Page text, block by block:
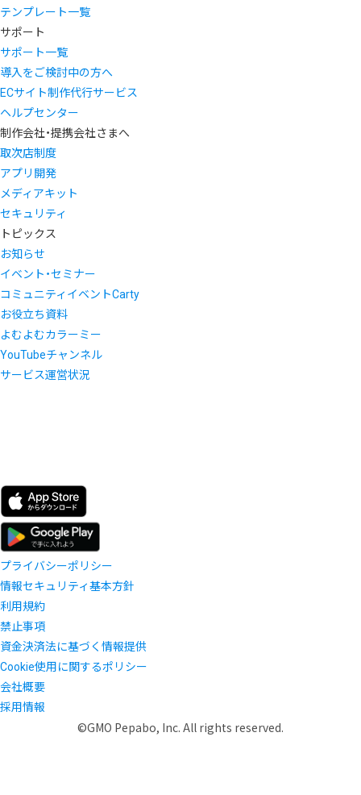
テンプレート一覧
サポート
サポート一覧
導入をご検討中の方へ
ECサイト制作代行サービス
ヘルプセンター
制作会社・提携会社さまへ
取次店制度
アプリ開発
メディアキット
セキュリティ
トピックス
お知らせ
イベント・セミナー
コミュニティイベントCarty
お役立ち資料
よむよむカラーミー
YouTubeチャンネル
サービス運営状況
プライバシーポリシー
情報セキュリティ基本方針
利用規約
禁止事項
資金決済法に基づく情報提供
Cookie使用に関するポリシー
会社概要
採用情報
©GMO Pepabo, Inc. All rights reserved.